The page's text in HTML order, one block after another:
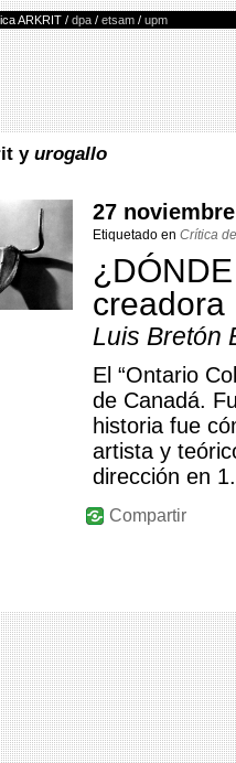
ARKRIT / dpa / etsam / upm
y urogallo
27
Etiquetado en Crítica
creadora
Luis Bretón
El “Ontario
de Canadá.
historia fue
artista y
dirección en
Compartir